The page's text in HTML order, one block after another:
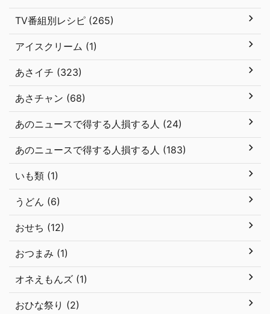
TV番組別レシピ (265)
アイスクリーム (1)
あさイチ (323)
あさチャン (68)
あのニュースで得する人損する人 (24)
あのニュースで得する人損する人 (183)
いも類 (1)
うどん (6)
おせち (12)
おつまみ (1)
オネえもんズ (1)
おひな祭り (2)